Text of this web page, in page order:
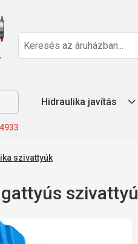
Hidraulika javítás
szivattyúk
szivattyú